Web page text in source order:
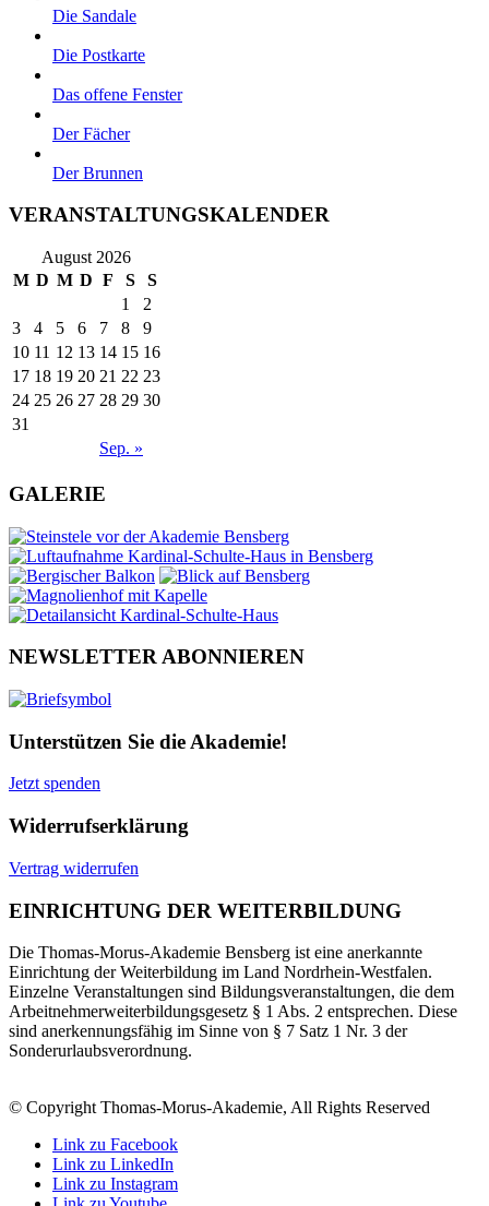
Die Sandale
Die Postkarte
Das offene Fenster
Der Fächer
Der Brunnen
VERANSTALTUNGSKALENDER
August 2026
M D M D F S S
Sep. »
1
2
3
4 5 6 7 8
9
10 11 12 13 14 15 16
17 18 19 20 21 22 23
24 25 26 27 28 29 30
31
GALERIE
NEWSLETTER ABONNIEREN
Unterstützen Sie die Akademie!
Jetzt spenden
Widerrufserklärung
Vertrag widerrufen
EINRICHTUNG DER WEITERBILDUNG
Die Thomas-Morus-Akademie Bensberg ist eine anerkannte
Einrichtung der Weiterbildung im Land Nordrhein-Westfalen.
Einzelne Veranstaltungen sind Bildungsveranstaltungen, die dem
Arbeitnehmerweiterbildungsgesetz § 1 Abs. 2 entsprechen. Diese
sind anerkennungsfähig im Sinne von § 7 Satz 1 Nr. 3 der
Sonderurlaubsverordnung.
© Copyright Thomas-Morus-Akademie, All Rights Reserved
Link zu Facebook
Link zu LinkedIn
Link zu Instagram